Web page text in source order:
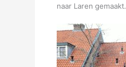
naar Laren gemaakt.